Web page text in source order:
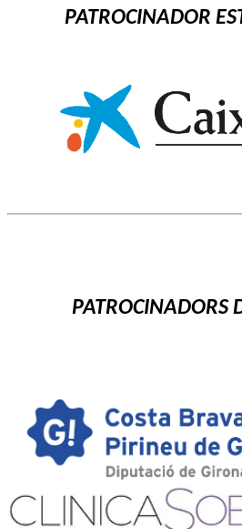
PATROCINADOR
PATROCINADORS